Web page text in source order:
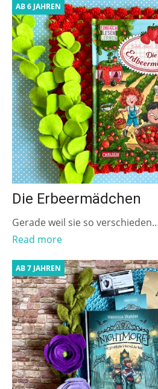
AB 6 JAHREN
Die Erbeermädchen
Gerade weil sie so
Read more
AB 7 JAHREN